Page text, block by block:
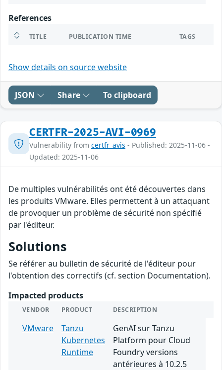
References
TITLE PUBLICATION TIME TAGS
Show details on source website
JSON Share To clipboard
CERTFR-2025-AVI-0969
Vulnerability from certfr_avis - Published: 2025-11-06 -
Updated: 2025-11-06
De multiples vulnérabilités ont été découvertes dans
les produits VMware. Elles permettent à un attaquant
de provoquer un problème de sécurité non spécifié
par l'éditeur.
Solutions
Se référer au bulletin de sécurité de l'éditeur pour
l'obtention des correctifs (cf. section Documentation).
Impacted products
VENDOR PRODUCT DESCRIPTION
VMware
Tanzu
Kubernetes
Runtime
GenAI sur Tanzu
Platform pour Cloud
Foundry versions
antérieures à 10.2.5